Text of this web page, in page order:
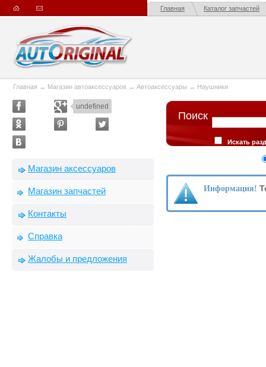
Главная Каталог запчастей
Главная → Магазин автоаксессуаров → Автоаксессуары → Наушники
undefined
Магазин аксессуаров
Магазин запчастей
Контакты
Справка
Жалобы и предложения
Поиск
Искать
Информация!